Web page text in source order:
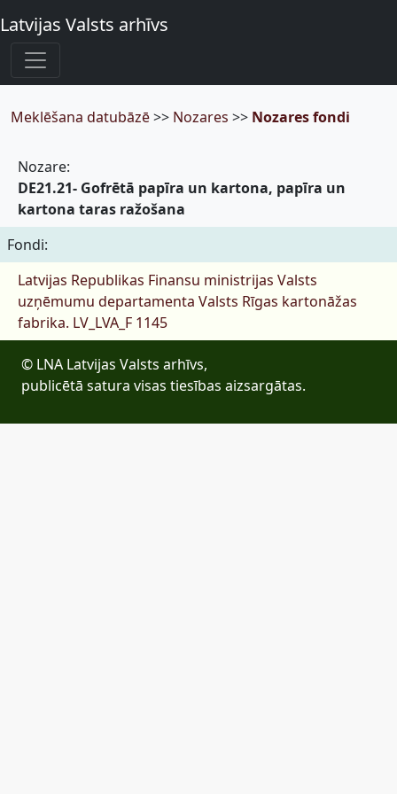
Latvijas Valsts arhīvs
Meklēšana datubāzē>> Nozares >> Nozares fondi
Nozare:
DE21.21- Gofrētā papīra un kartona, papīra un
kartona taras ražošana
Fondi:
Latvijas Republikas Finansu ministrijas Valsts
uzņēmumu departamenta Valsts Rīgas kartonāžas
fabrika. LV_LVA_F 1145
© LNA Latvijas Valsts arhīvs,
publicētā satura visas tiesības aizsargātas.